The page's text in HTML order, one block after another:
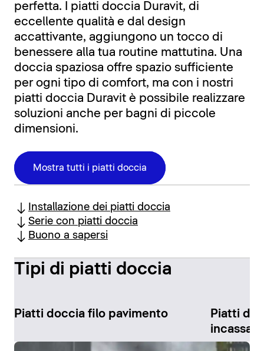
perfetta. I piatti doccia Duravit, di
eccellente qualità e dal design
accattivante, aggiungono un tocco di
benessere alla tua routine mattutina. Una
doccia spaziosa offre spazio sufficiente
per ogni tipo di comfort, ma con i nostri
piatti doccia Duravit è possibile realizzare
soluzioni anche per bagni di piccole
dimensioni.
Mostra tutti i piatti doccia
Installazione dei piatti doccia
Serie con piatti doccia
Buono a sapersi
Tipi di piatti doccia
Piatti doccia filo pavimento
Piatti
incassati